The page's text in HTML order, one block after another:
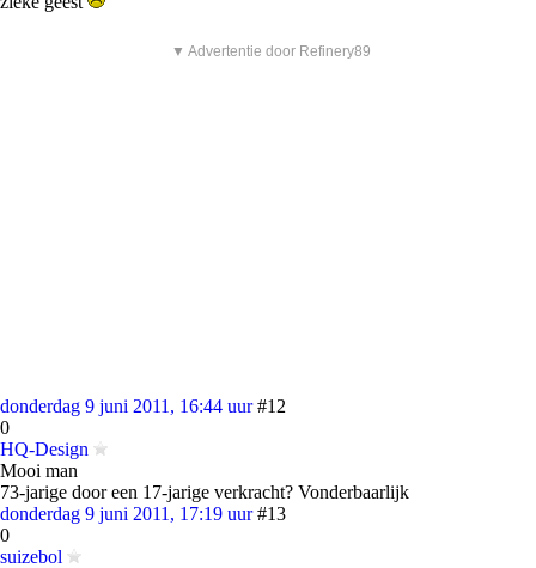
▼ Advertentie door Refinery89
donderdag 9 juni 2011, 16:44 uur #12
0
HQ-Design
Mooi man
73-jarige door een 17-jarige verkracht? Vonderbaarlijk
donderdag 9 juni 2011, 17:19 uur #13
0
suizebol